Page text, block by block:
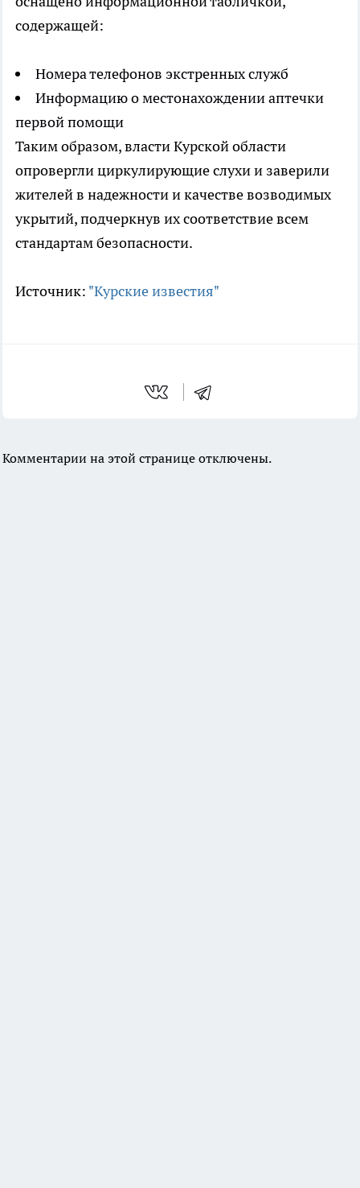
содержащей:
Номера телефонов экстренных служб
Информацию о местонахождении аптечки
первой помощи
Таким образом, власти Курской области
опровергли циркулирующие слухи и заверили
жителей в надежности и качестве возводимых
укрытий, подчеркнув их соответствие всем
стандартам безопасности.
Источник: "Курские известия"
Комментарии на этой странице отключены.